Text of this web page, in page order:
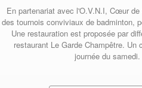
En partenariat avec l'O.V.N.I, Cœur
des tournois conviviaux de badminton,
Une restauration est proposée par
restaurant Le Garde Champêtre. Un
journée du samedi.